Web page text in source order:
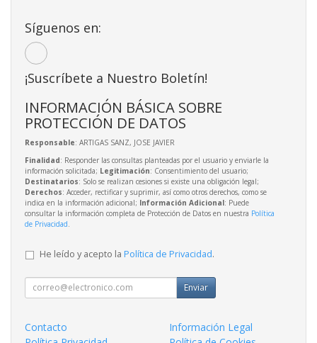
Síguenos en:
¡Suscríbete a Nuestro Boletín!
INFORMACIÓN BÁSICA SOBRE
PROTECCIÓN DE DATOS
Responsable: ARTIGAS SANZ, JOSE JAVIER
Finalidad: Responder las consultas planteadas por el usuario y enviarle la
información solicitada; Legitimación: Consentimiento del usuario;
Destinatarios: Solo se realizan cesiones si existe una obligación legal;
Derechos: Acceder, rectificar y suprimir, así como otros derechos, como se
indica en la información adicional; Información Adicional: Puede
consultar la información completa de Protección de Datos en nuestra Política
de Privacidad
He leído y acepto la Política de Privacidad.
Enviar
Contacto
Información Legal